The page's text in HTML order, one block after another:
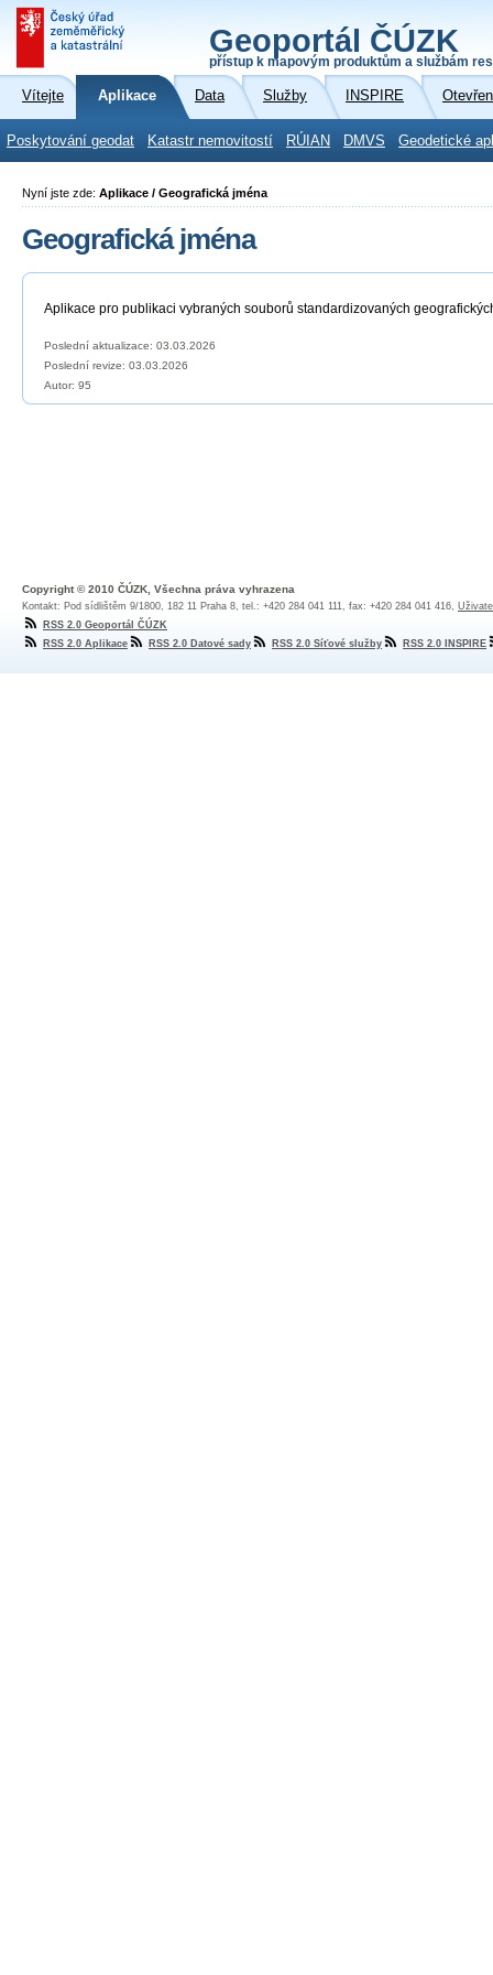
Geoportál ČÚZK
přístup k mapovým produktům a službám
Vítejte Aplikace Data Služby INSPIRE
Poskytování geodat Katastr nemovitostí RÚIAN DMVS Geodetické
Nyní jste zde: Aplikace / Geografická jména
Geografická jména
Aplikace pro publikaci vybraných souborů standardizovaných
Poslední aktualizace: 03.03.2026
Poslední revize: 03.03.2026
Autor: 95
Copyright © 2010 ČÚZK, Všechna práva vyhrazena
Kontakt: Pod sídlištěm 9/1800, 182 11 Praha 8, tel.: +420 284 041 111, fax: +420 284 041 416,
RSS 2.0 Geoportál ČÚZK
RSS 2.0 Aplikace
RSS 2.0 Datové sady RSS 2.0 Síťové služby RSS 2.0 INSPIRE